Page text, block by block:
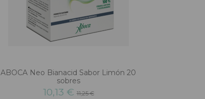
ABOCA Neo Bianacid Sabor Limón 20
sobres
10,13 €11,25 €